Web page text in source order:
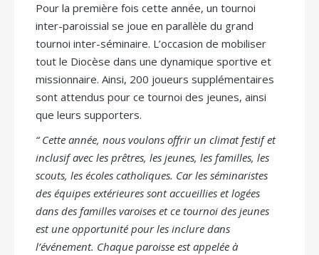
Pour la première fois cette année, un tournoi
inter-paroissial se joue en parallèle du grand
tournoi inter-séminaire. L’occasion de mobiliser
tout le Diocèse dans une dynamique sportive et
missionnaire. Ainsi, 200 joueurs supplémentaires
sont attendus pour ce tournoi des jeunes, ainsi
que leurs supporters.
“ Cette année, nous voulons offrir un climat festif et
inclusif avec les prêtres, les jeunes, les familles, les
scouts, les écoles catholiques. Car les séminaristes
des équipes extérieures sont accueillies et logées
dans des familles varoises et ce tournoi des jeunes
est une opportunité pour les inclure dans
l’événement. Chaque paroisse est appelée à